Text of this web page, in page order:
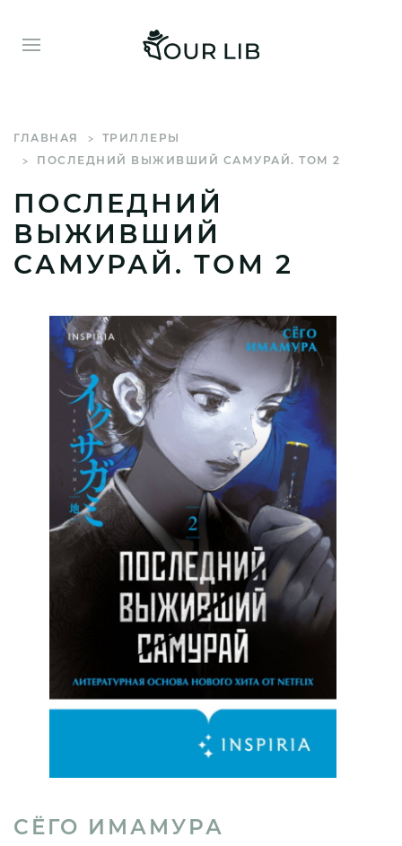
ГЛАВНАЯ
ТРИЛЛЕРЫ
ПОСЛЕДНИЙ ВЫЖИВШИЙ САМУРАЙ. ТОМ 2
ПОСЛЕДНИЙ
ВЫЖИВШИЙ
САМУРАЙ. ТОМ 2
СЁГО ИМАМУРА